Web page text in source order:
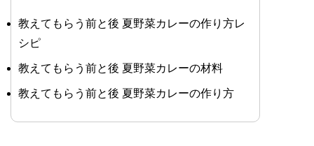
教えてもらう前と後 夏野菜カレーの作り方レ
シピ
教えてもらう前と後 夏野菜カレーの材料
教えてもらう前と後 夏野菜カレーの作り方